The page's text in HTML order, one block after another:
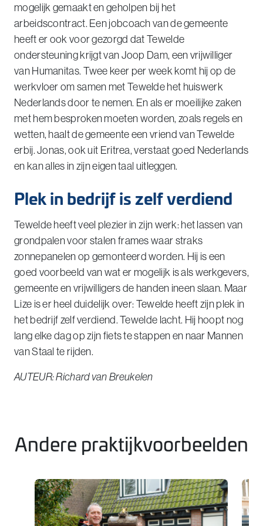
mogelijk gemaakt en geholpen bij het
arbeidscontract. Een jobcoach van de gemeente
heeft er ook voor gezorgd dat Tewelde
ondersteuning krijgt van Joop Dam, een vrijwilliger
van Humanitas. Twee keer per week komt hij op de
werkvloer om samen met Tewelde het huiswerk
Nederlands door te nemen. En als er moeilijke zaken
met hem besproken moeten worden, zoals regels en
wetten, haalt de gemeente een vriend van Tewelde
erbij. Jonas, ook uit Eritrea, verstaat goed Nederlands
en kan alles in zijn eigen taal uitleggen.
Plek in bedrijf is zelf verdiend
Tewelde heeft veel plezier in zijn werk: het lassen van
grondpalen voor stalen frames waar straks
zonnepanelen op gemonteerd worden. Hij is een
goed voorbeeld van wat er mogelijk is als werkgevers,
gemeente en vrijwilligers de handen ineen slaan. Maar
Lize is er heel duidelijk over: Tewelde heeft zijn plek in
het bedrijf zelf verdiend. Tewelde lacht. Hij hoopt nog
lang elke dag op zijn fiets te stappen en naar Mannen
van Staal te rijden.
AUTEUR: Richard van Breukelen
Andere praktijkvoorbeelden